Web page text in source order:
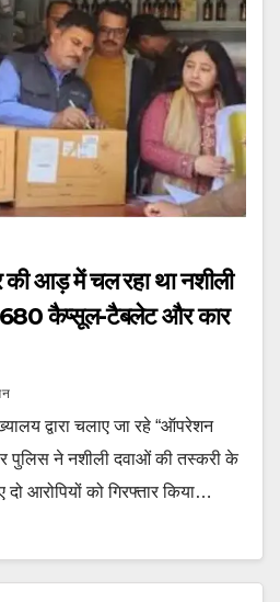
की आड़ में चल रहा था नशीली
कैप्सूल-टैबलेट और कार
द्वारा चलाए जा रहे “ऑपरेशन
पुलिस ने नशीली दवाओं की तस्करी के
आरोपियों को गिरफ्तार किया…